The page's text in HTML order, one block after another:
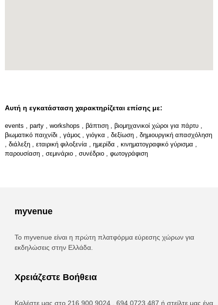
Αυτή η εγκατάσταση χαρακτηρίζεται επίσης με:
events party workshops βάπτιση βιομηχανικοί χώροι για πάρτυ
βιωματικό παιχνίδι
γάμος γιόγκα δεξίωση
δημιουργική απασχόληση
διάλεξη εταιρική φιλοξενία ημερίδα κινηματογραφικό γύρισμα
παρουσίαση
σεμινάριο συνέδριο φωτογράφιση
myvenue
Το myvenue είναι η πρώτη πλατφόρμα εύρεσης χώρων για
εκδηλώσεις στην Ελλάδα.
Χρειάζεστε Βοήθεια
Καλέστε μας στο 216 900 9024 , 694 0723 487 ή στείλτε μας ένα